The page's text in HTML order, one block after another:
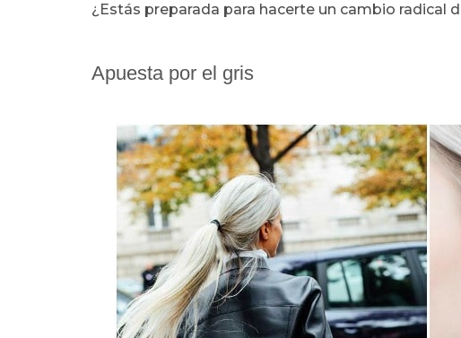
¿Estás preparada para hacerte un cambio radical
Apuesta por el gris